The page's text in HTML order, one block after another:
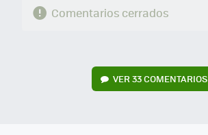
Comentarios cerrados
VER33 COMENTARIOS